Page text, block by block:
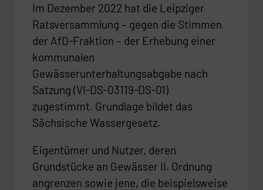
Im Dezember 2022 hat die Leipziger
Ratsversammlung – gegen die Stimmen
der AfD-Fraktion – der Erhebung einer
kommunalen
Gewässerunterhaltungsabgabe nach
Satzung (VI-DS-03119-DS-01)
zugestimmt. Grundlage bildet das
Sächsische Wassergesetz.
Eigentümer und Nutzer, deren
Grundstücke an Gewässer II. Ordnung
angrenzen sowie jene, die beispielsweise